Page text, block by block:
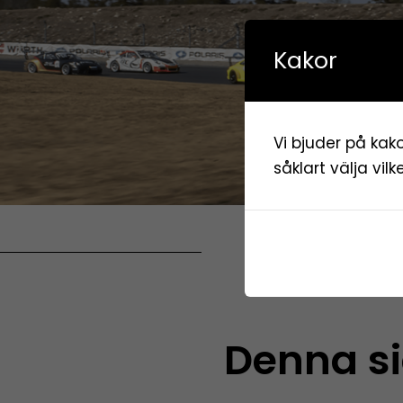
Denna
Kakor
Vi bjuder på
såklart välja